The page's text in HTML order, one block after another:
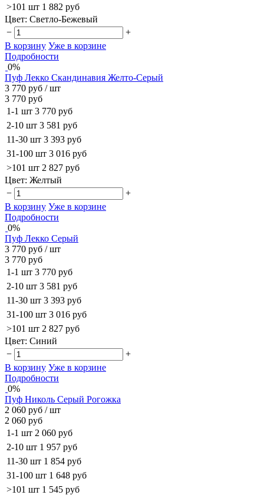
>101 шт 1 882 руб
Цвет: Светло-Бежевый
−
+
В корзину Уже в корзине
Подробности
0%
Пуф Лекко Скандинавия Желто-Серый
3 770 руб / шт
3 770 руб
1-1 шт 3 770 руб
2-10 шт 3 581 руб
11-30 шт 3 393 руб
31-100 шт 3 016 руб
>101 шт 2 827 руб
Цвет: Желтый
−
+
В корзину Уже в корзине
Подробности
0%
Пуф Лекко Серый
3 770 руб / шт
3 770 руб
1-1 шт 3 770 руб
2-10 шт 3 581 руб
11-30 шт 3 393 руб
31-100 шт 3 016 руб
>101 шт 2 827 руб
Цвет: Синий
−
+
В корзину Уже в корзине
Подробности
0%
Пуф Николь Серый Рогожка
2 060 руб / шт
2 060 руб
1-1 шт 2 060 руб
2-10 шт 1 957 руб
11-30 шт 1 854 руб
31-100 шт 1 648 руб
>101 шт 1 545 руб